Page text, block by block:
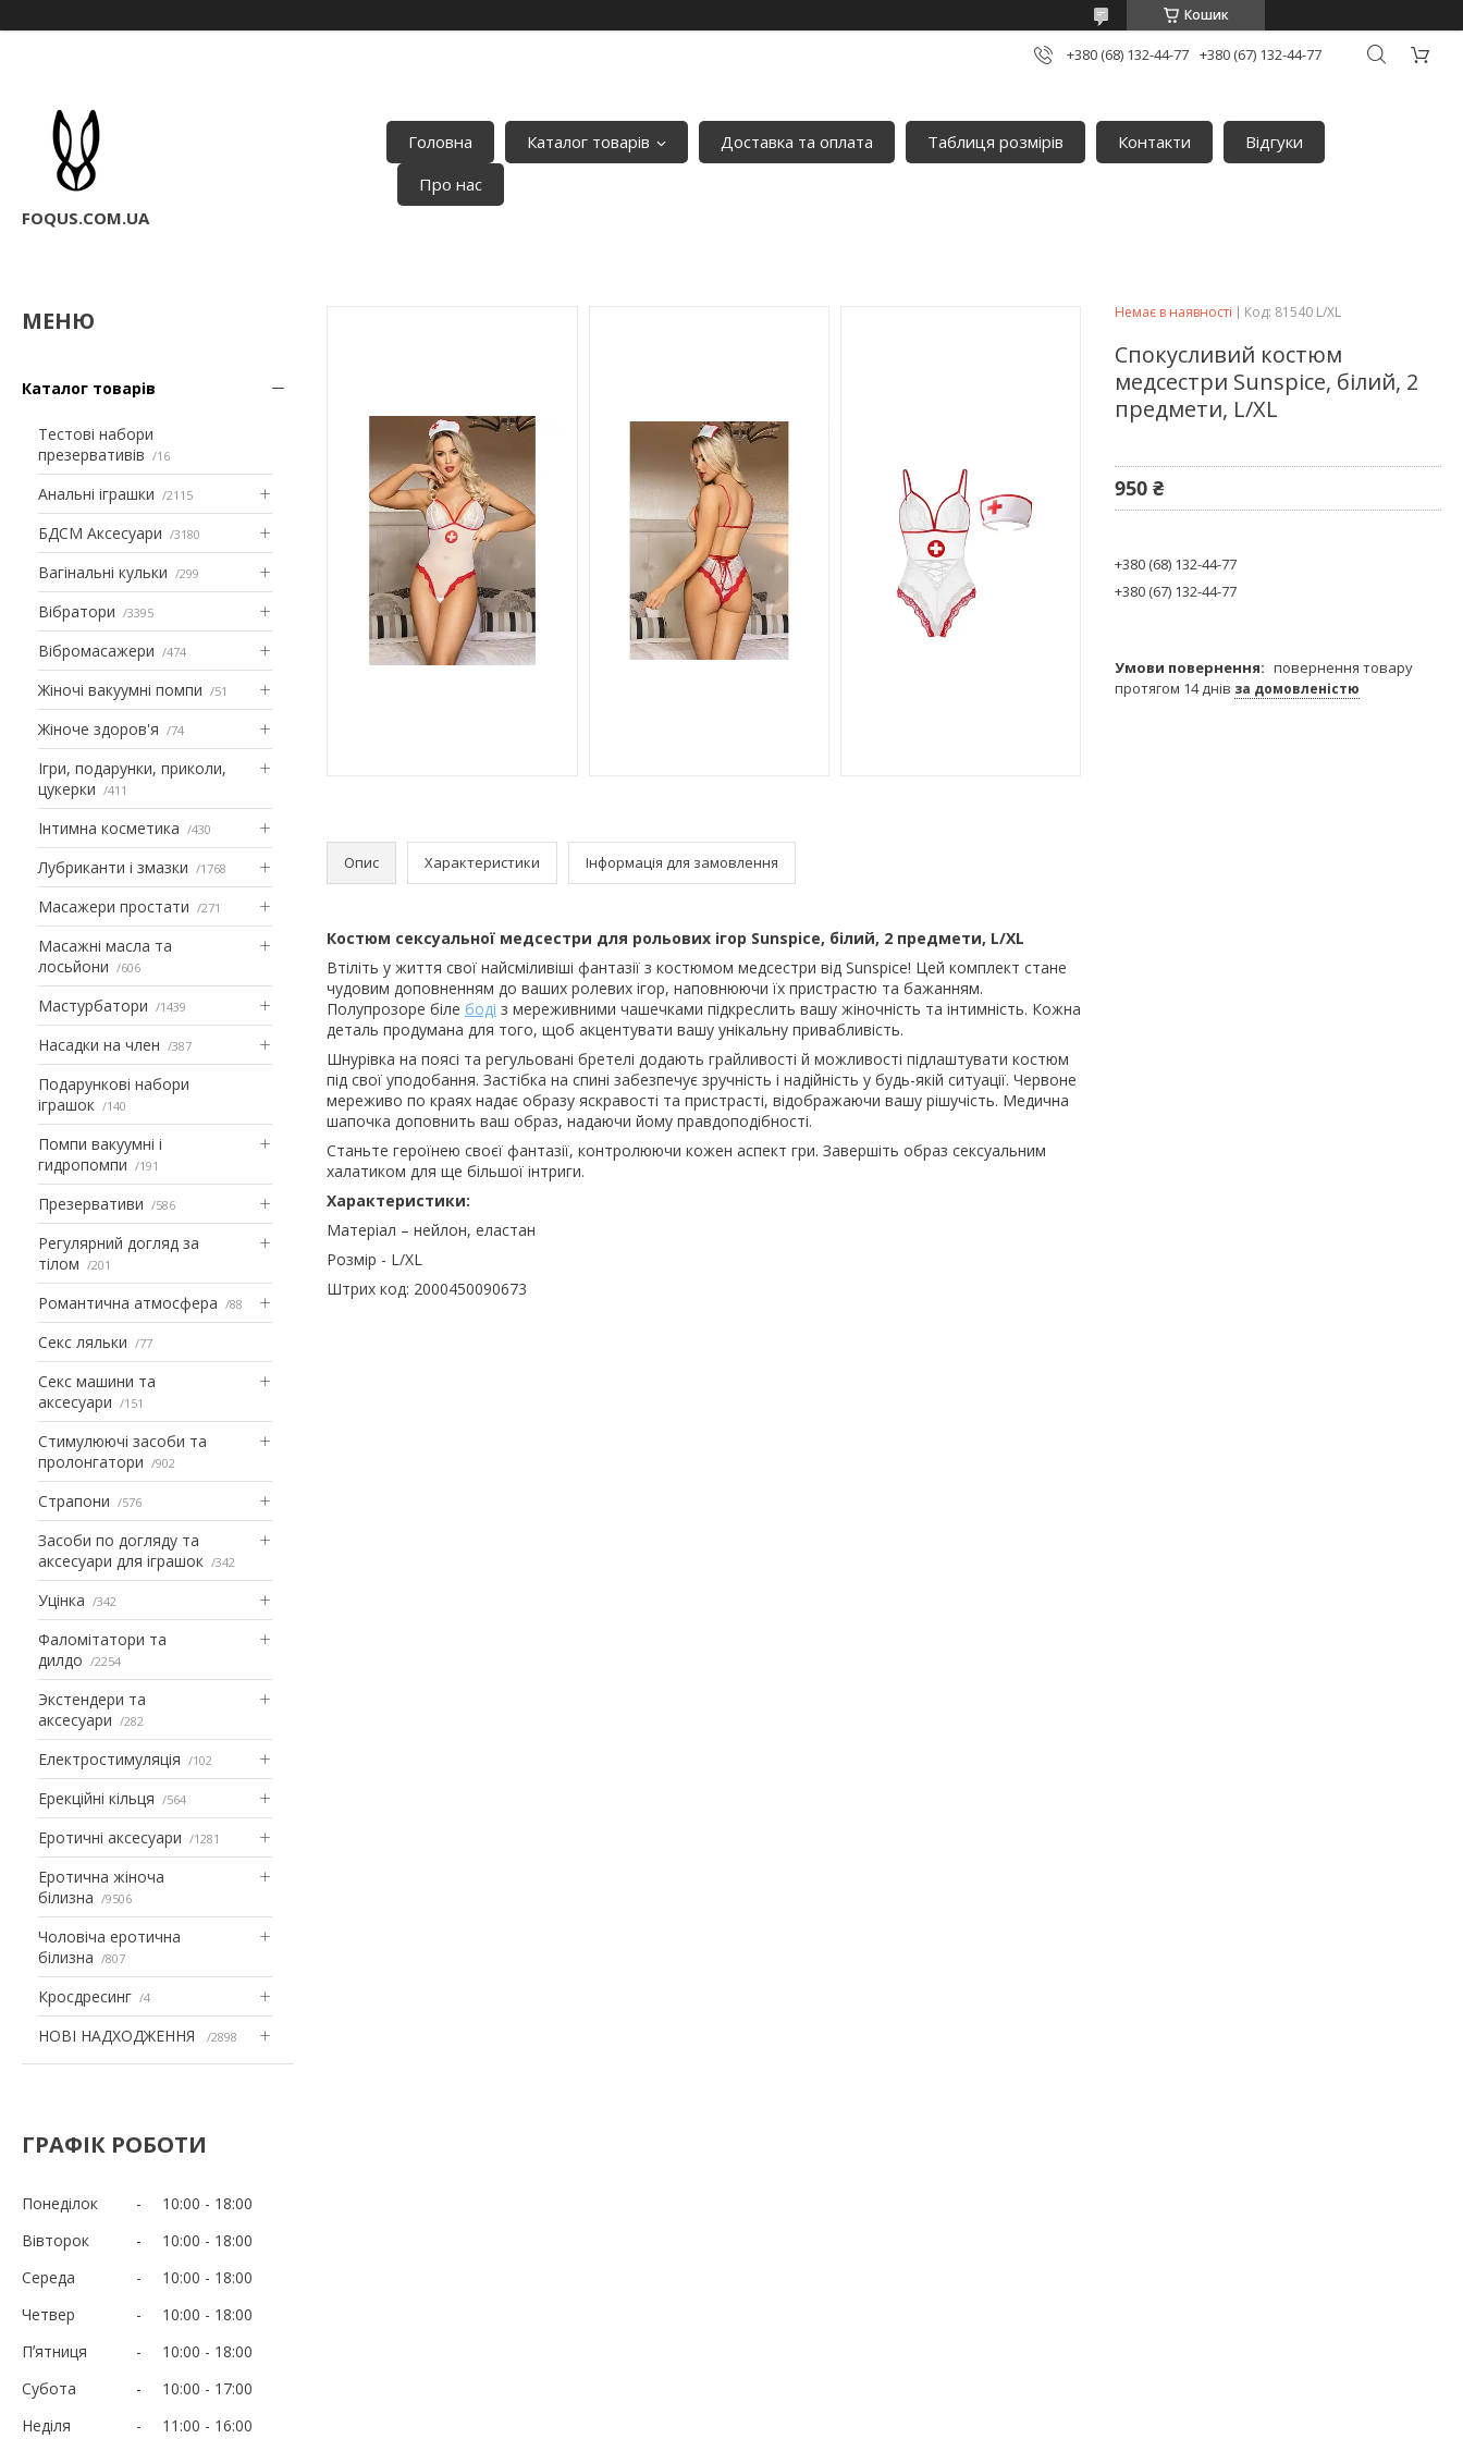
Кошик
+380 (68) 132-44-77 +380 (67) 132-44-77
FOQUS.COM.UA
Головна Каталог товарів Доставка та оплата Таблиця розмірів Контакти
Відгуки
Про нас
Каталог товарів
Тестові набори
презервативів
16
Анальні іграшки 2115
БДСМ Аксесуари 3180
Вагінальні кульки 299
Вібратори 3395
Вібромасажери 474
Жіночі вакуумні помпи 51
Жіноче здоров'я 74
Ігри, подарунки, приколи,
цукерки
411
Інтимна косметика 430
Лубриканти і змазки 1768
Масажери простати 271
Масажні масла та
лосьйони
606
Мастурбатори 1439
Насадки на член 387
Подарункові набори
іграшок
140
Помпи вакуумні і
гидропомпи
191
Презервативи 586
Регулярний догляд за
тілом
201
Романтична атмосфера 88
Секс ляльки 77
Секс машини та
аксесуари
151
Стимулюючі засоби та
пролонгатори
902
Страпони 576
Засоби по догляду та
аксесуари для іграшок
342
Уцінка 342
Фаломітатори та
дилдо
2254
Экстендери та
аксесуари
282
Електростимуляція 102
Ерекційні кільця 564
Еротичні аксесуари 1281
Еротична жіноча
білизна
9506
Чоловіча еротична
білизна
807
Кросдресинг 4
НОВІ НАДХОДЖЕННЯ 2898
ГРАФІК РОБОТИ
Понеділок 10:00
18:00
Вівторок
10:00
18:00
Середа
10:00
18:00
Четвер
10:00
18:00
Пʼятниця
10:00
18:00
Субота
10:00
17:00
Неділя
11:00 16:00
Опис Характеристики Інформація для замовлення
Костюм сексуальної медсестри для рольових ігор Sunspice, білий, 2 предмети, L/XL
Втіліть у життя свої найсміливіші фантазії з костюмом медсестри від Sunspice! Цей комплект стане
чудовим доповненням до ваших ролевих ігор, наповнюючи їх пристрастю та бажанням.
Полупрозоре біле боді з мереживними чашечками підкреслить вашу жіночність та інтимність. Кожна
деталь продумана для того, щоб акцентувати вашу унікальну привабливість.
Шнурівка на поясі та регульовані бретелі додають грайливості й можливості підлаштувати костюм
під свої уподобання. Застібка на спині забезпечує зручність і надійність у будь-якій ситуації. Червоне
мереживо по краях надає образу яскравості та пристрасті, відображаючи вашу рішучість. Медична
шапочка доповнить ваш образ, надаючи йому правдоподібності.
Станьте героїнею своєї фантазії, контролюючи кожен аспект гри. Завершіть образ сексуальним
халатиком для ще більшої інтриги.
Характеристики:
Матеріал – нейлон, еластан
Розмір - L/XL
Штрих код: 2000450090673
Немає в наявності Код: 81540 L/XL
Спокусливий костюм
медсестри Sunspice, білий, 2
предмети, L/XL
950 ₴
+380 (68) 132-44-77
+380 (67) 132-44-77
повернення товару
протягом 14 днів за домовленістю